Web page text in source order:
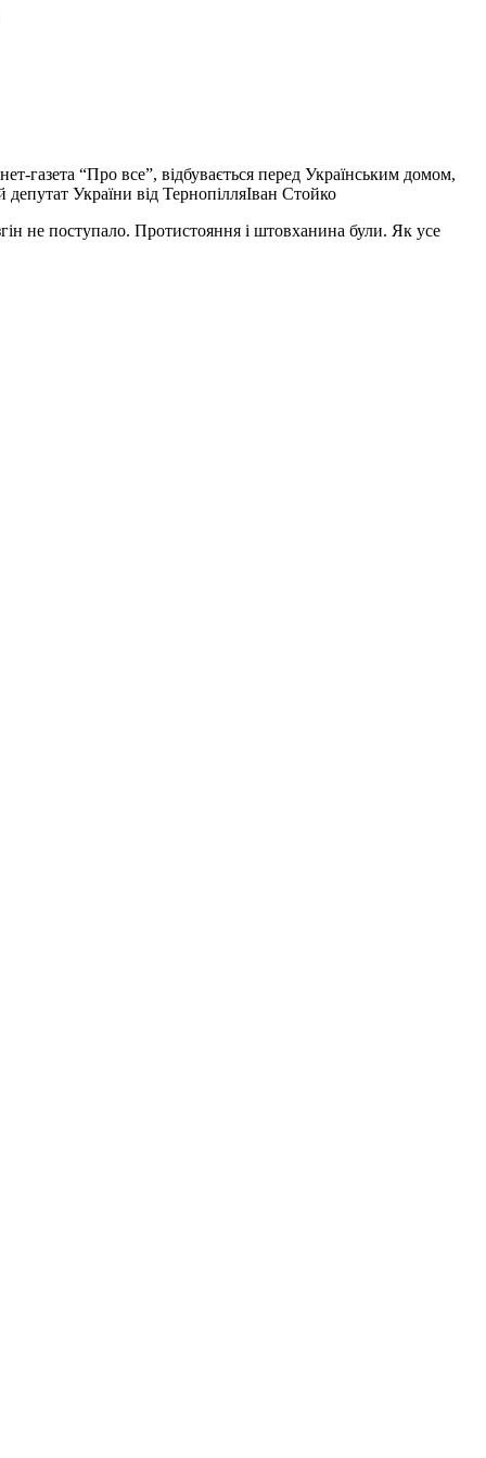
газета “Про все”, відбувається перед Українським домом,
України від ТернопілляІван Стойко
не поступало. Протистояння і штовханина були. Як усе